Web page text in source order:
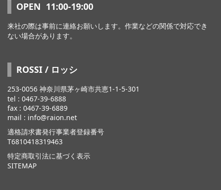
OPEN 11:00-19:00
来社の際は事前に連絡お願いします。作業などの関係で対応でき
ない場合があります。
ROSSI / ロッシ
253-0056 神奈川県茅ヶ崎市共恵1-1-5-301
tel : 0467-39-6888
fax : 0467-39-6889
mail : info@raion.net
適格請求書発行事業者登録番号
T6810418319463
特定商取引法に基づく表示
SITEMAP